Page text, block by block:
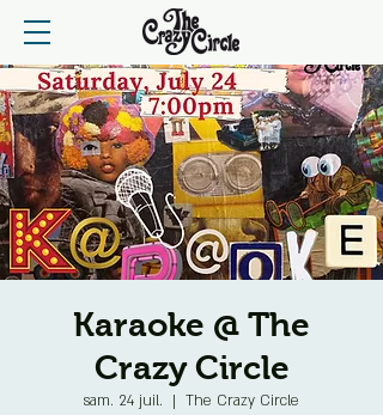
Karaoke @ The
Crazy Circle
sam. 24 juil.
  |
The Crazy Circle